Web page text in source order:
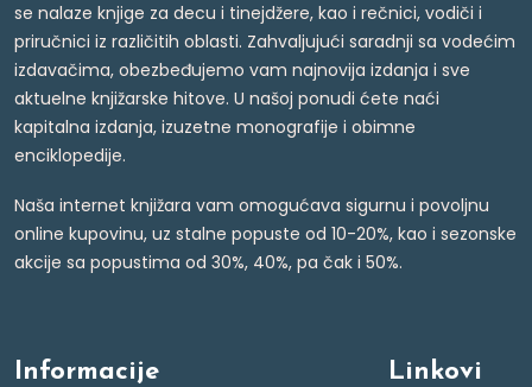
se nalaze knjige za decu i tinejdžere, kao i rečnici, vodiči i
priručnici iz različitih oblasti. Zahvaljujući saradnji sa vodećim
izdavačima, obezbeđujemo vam najnovija izdanja i sve
aktuelne knjižarske hitove. U našoj ponudi ćete naći
kapitalna izdanja, izuzetne monografije i obimne
enciklopedije.
Naša internet knjižara vam omogućava sigurnu i povoljnu
online kupovinu, uz stalne popuste od 10-20%, kao i sezonske
akcije sa popustima od 30%, 40%, pa čak i 50%.
Informacije Linkovi